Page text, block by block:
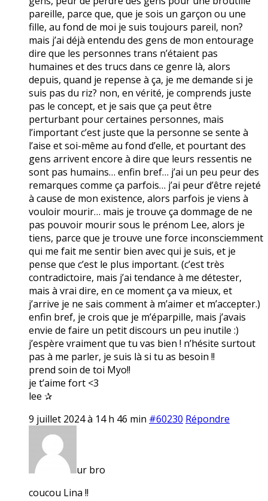
pareille, parce que, que je sois un garçon ou une
fille, au fond de moi je suis toujours pareil, non?
mais j’ai déjà entendu des gens de mon entourage
dire que les personnes trans n’étaient pas
humaines et des trucs dans ce genre là, alors
depuis, quand je repense à ça, je me demande si je
suis pas du riz? non, en vérité, je comprends juste
pas le concept, et je sais que ça peut être
perturbant pour certaines personnes, mais
l’important c’est juste que la personne se sente à
l’aise et soi-même au fond d’elle, et pourtant des
gens arrivent encore à dire que leurs ressentis ne
sont pas humains… enfin bref… j’ai un peu peur des
remarques comme ça parfois… j’ai peur d’être rejeté
à cause de mon existence, alors parfois je viens à
vouloir mourir… mais je trouve ça dommage de ne
pas pouvoir mourir sous le prénom Lee, alors je
tiens, parce que je trouve une force inconsciemment
qui me fait me sentir bien avec qui je suis, et je
pense que c’est le plus important. (c’est très
contradictoire, mais j’ai tendance à me détester,
mais à vrai dire, en ce moment ça va mieux, et
j’arrive je ne sais comment à m’aimer et m’accepter.)
enfin bref, je crois que je m’éparpille, mais j’avais
envie de faire un petit discours un peu inutile :)
j’espère vraiment que tu vas bien ! n’hésite surtout
pas à me parler, je suis là si tu as besoin !!
prend soin de toi Myo!!
je t’aime fort <3
lee ✰
9 juillet 2024 à 14 h 46 min #60230 Répondre
ur bro
coucou Lina !!